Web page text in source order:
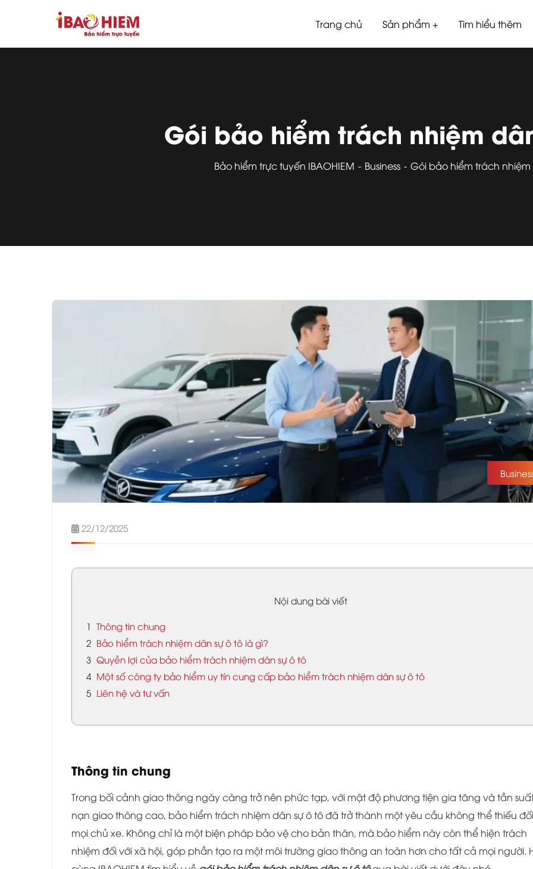
Trang chủ Sản phẩm Tìm hiểu thêm
Gói bảo hiểm trách nhiệm
Bảo hiểm trực tuyến IBAOHIEM Business Gói bảo hiểm trách
22/12/2025
Nội dung bài viết
1 Thông tin chung
2 Bảo hiểm trách nhiệm dân sự ô tô là gì?
3 Quyền lợi của bảo hiểm trách nhiệm dân sự ô tô
4 Một số công ty bảo hiểm uy tín cung cấp bảo hiểm trách nhiệm dân sự ô tô
5 Liên hệ và tư vấn
Thông tin chung
Trong bối cảnh giao thông ngày càng trở nên phức tạp, với mật độ phương tiện gia tăng và tần
nạn giao thông cao, bảo hiểm trách nhiệm dân sự ô tô đã trở thành một yêu cầu không thể thiếu
mọi chủ xe. Không chỉ là một biện pháp bảo vệ cho bản thân, mà bảo hiểm này còn thể hiện trách
nhiệm đối với xã hội, góp phần tạo ra một môi trường giao thông an toàn hơn cho tất cả mọi người.